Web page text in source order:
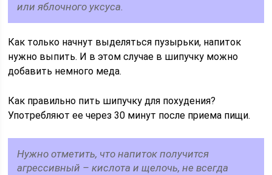
или яблочного уксуса.
Как только начнут выделяться пузырьки, напиток
нужно выпить. И в этом случае в шипучку можно
добавить немного меда.
Как правильно пить шипучку для похудения?
Употребляют ее через 30 минут после приема пищи.
Нужно отметить, что напиток получится
агрессивный – кислота и щелочь, не всегда